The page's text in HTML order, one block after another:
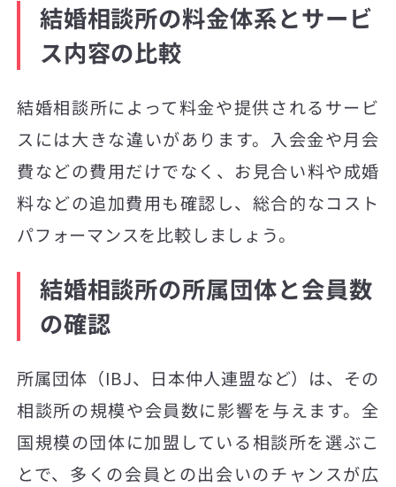
結婚相談所の料金体系とサービ
ス内容の比較
結婚相談所によって料金や提供されるサービ
スには大きな違いがあります。入会金や月会
費などの費用だけでなく、お見合い料や成婚
料などの追加費用も確認し、総合的なコスト
パフォーマンスを比較しましょう。
結婚相談所の所属団体と会員数
の確認
所属団体（IBJ、日本仲人連盟など）は、その
相談所の規模や会員数に影響を与えます。全
国規模の団体に加盟している相談所を選ぶこ
とで、多くの会員との出会いのチャンスが広